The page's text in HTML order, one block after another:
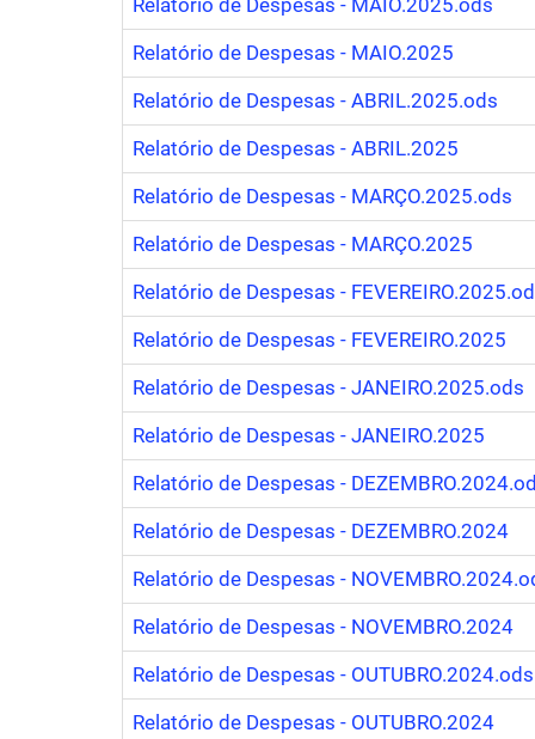
Relatório de Despesas - MAIO.2025
Relatório de Despesas - ABRIL.2025.ods
Relatório de Despesas - ABRIL.2025
Relatório de Despesas - MARÇO.2025.ods
Relatório de Despesas - MARÇO.2025
Relatório de Despesas -
Relatório de Despesas - FEVEREIRO.2025
Relatório de Despesas - JANEIRO.2025.ods
Relatório de Despesas - JANEIRO.2025
Relatório de Despesas -
Relatório de Despesas - DEZEMBRO.2024
Relatório de Despesas -
Relatório de Despesas - NOVEMBRO.2024
Relatório de Despesas - OUTUBRO.2024.ods
Relatório de Despesas - OUTUBRO.2024